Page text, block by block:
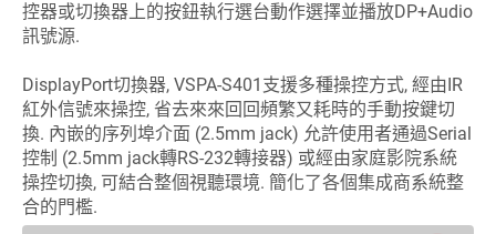
控器或切換器上的按鈕執行選台動作選擇並播放DP+Audio
訊號源.
DisplayPort切換器, VSPA-S401支援多種操控方式, 經由IR
紅外信號來操控, 省去來來回回頻繁又耗時的手動按鍵切
換. 內嵌的序列埠介面 (2.5mm jack) 允許使用者通過Serial
控制 (2.5mm jack轉RS-232轉接器) 或經由家庭影院系統
操控切換, 可結合整個視聽環境. 簡化了各個集成商系統整
合的門檻.